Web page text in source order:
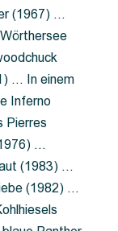
(1967) …
… In einem
Inferno
Pierres
…
(1983) …
(1982) …